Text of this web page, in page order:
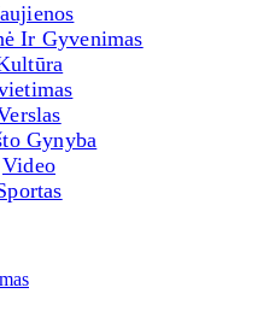
Ir Gyvenimas
Gynyba
Video